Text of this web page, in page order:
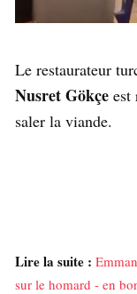
Le restaurateur
Nusret Gökçe est
saler la viande.
Lire la suite :
sur le homard - en